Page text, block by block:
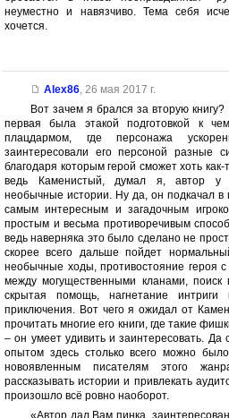
неуместно и навязчиво. Тема себя
хочется.
Alex86, 26 мая 2017 г.
Вот зачем я брался за вторую
первая была этакой подготовкой к
плацдармом, где персонажа
заинтересовали его персоной разные
благодаря которым герой сможет хоть
ведь Каменистый, думал я, автор у
необычные истории. Ну да, он подкачал в
самым интересным и загадочным
простым и весьма противоречивым
ведь наверняка это было сделано не
скорее всего дальше пойдет
необычные ходы, противостояние героя с
между могущественными кланами, поиск
скрытая помощь, нагнетание интриги
приключения. Вот чего я ожидал от
прочитать многие его книги, где такие
– он умеет удивить и заинтересовать. Да
опытом здесь столько всего можно
новоявленным писателям этого
рассказывать истории и привлекать
произошло всё ровно наоборот.
«Автор дал Вам пинка,